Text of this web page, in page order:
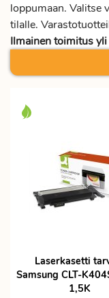
loppumaan. Valitse
tilalle.
Ilmainen toimitus
Laserkasetti
Samsung CLT-
1,5K